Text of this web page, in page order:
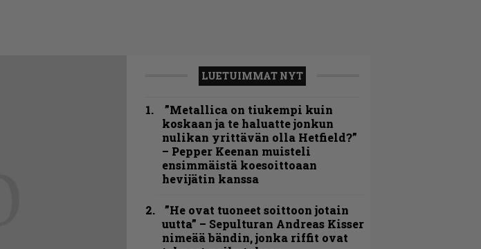
LUETUIMMAT NYT
”Metallica on tiukempi kuin
koskaan ja te haluatte jonkun
nulikan yrittävän olla Hetfield?”
– Pepper Keenan muisteli
ensimmäistä koesoittoaan
hevijätin kanssa
”He ovat tuoneet soittoon jotain
uutta” – Sepulturan Andreas Kisser
nimeää bändin, jonka riffit ovat